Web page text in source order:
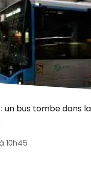
bus tombe dans la
10h45